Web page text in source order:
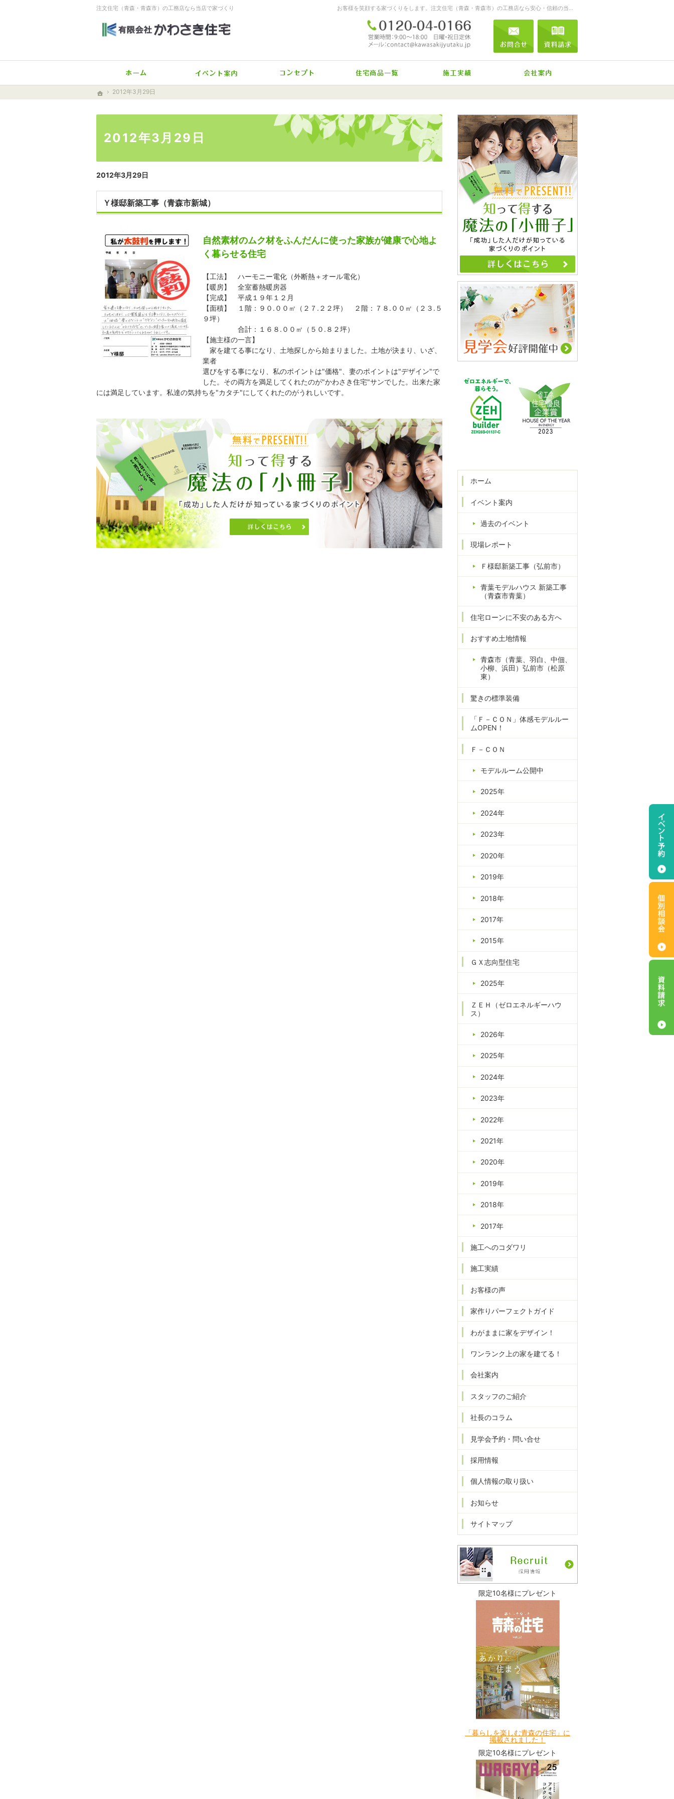
ホーム
2012年3月29日
2012年3月29日
お客様を笑顔する家づくりをします。注文住宅（青森・青森市）の工務店なら安心・信頼の当店へ。
注文住宅（青森・青森市）の工務店なら当店で家づくり
2012年3月29日
Ｙ様邸新築工事（青森市新城）
自然素材のムク材をふんだんに使った家族が健康で心地よ
く暮らせる住宅
【工法】 ハーモニー電化（外断熱＋オール電化）
【暖房】 全室蓄熱暖房器
【完成】 平成１９年１２月
【面積】 １階：９０.００㎡（２７.２２坪） ２階：７８.００㎡（２３.５
９坪）
合計：１６８.００㎡（５０.８２坪）
【施主様の一言】
家を建てる事になり、土地探しから始まりました。土地が決まり、いざ、
業者
選びをする事になり、私のポイントは"価格"、妻のポイントは"デザイン"で
した。その両方を満足してくれたのが"かわさき住宅"サンでした。出来た家
には満足しています。私達の気持ちを"カタチ"にしてくれたのがうれしいです。
ホーム
イベント案内
過去のイベント
現場レポート
Ｆ様邸新築工事（弘前市）
青葉モデルハウス 新築工事
（青森市青葉）
住宅ローンに不安のある方へ
おすすめ土地情報
青森市（青葉、羽白、中佃、
小柳、浜田）弘前市（松原
東）
驚きの標準装備
「Ｆ－ＣＯＮ」体感モデルルー
ムOPEN！
Ｆ－ＣＯＮ
モデルルーム公開中
2025年
2024年
2023年
2020年
2019年
2018年
2017年
2015年
ＧＸ志向型住宅
2025年
ＺＥＨ（ゼロエネルギーハウ
ス）
2026年
2025年
2024年
2023年
2022年
2021年
2020年
2019年
2018年
2017年
施工へのコダワリ
施工実績
お客様の声
家作りパーフェクトガイド
わがままに家をデザイン！
ワンランク上の家を建てる！
会社案内
スタッフのご紹介
社長のコラム
見学会予約・問い合せ
採用情報
個人情報の取り扱い
お知らせ
サイトマップ
限定10名様にプレゼント
「暮らしを楽しむ青森の住宅」に
掲載されました！
限定10名様にプレゼント
0120-04-0166
営業時間
9:00～18:00
定休日
日曜
祝日
メール お問合せ
ホーム
2012年3月29日